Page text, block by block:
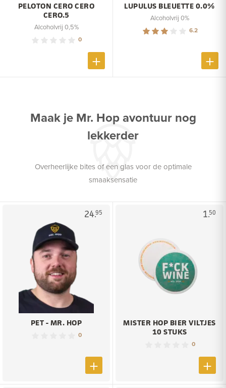
PELOTON CERO CERO
CERO.5
Alcoholvrij 0,5%
0
LUPULUS BLEUETTE 0.0%
Alcoholvrij 0%
6.2
Maak je Mr. Hop avontuur nog
lekkerder
Overheerlijke bites of een glas voor de optimale
smaaksensatie
24.95
PET - MR. HOP
0
1.50
MISTER HOP BIER VILTJES
10 STUKS
0